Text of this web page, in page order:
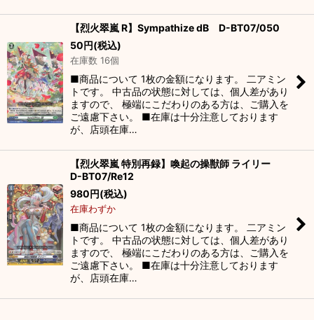
【烈火翠嵐 R】Sympathize dB D-BT07/050
50円(税込)
在庫数 16個
■商品について 1枚の金額になります。 二アミン
トです。 中古品の状態に対しては、個人差があり
ますので、 極端にこだわりのある方は、ご購入を
ご遠慮下さい。 ■在庫は十分注意しております
が、店頭在庫…
【烈火翠嵐 特別再録】喚起の操獣師 ライリー
D-BT07/Re12
980円(税込)
在庫わずか
■商品について 1枚の金額になります。 二アミン
トです。 中古品の状態に対しては、個人差があり
ますので、 極端にこだわりのある方は、ご購入を
ご遠慮下さい。 ■在庫は十分注意しております
が、店頭在庫…